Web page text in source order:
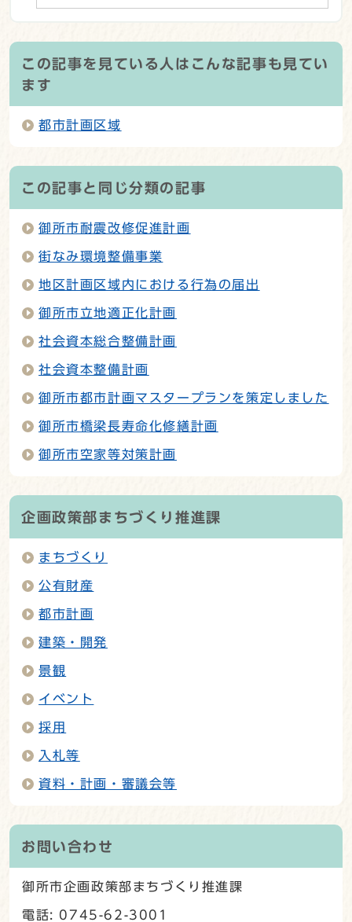
この記事を見ている人はこんな記事も見てい
ます
都市計画区域
この記事と同じ分類の記事
御所市耐震改修促進計画
街なみ環境整備事業
地区計画区域内における行為の届出
御所市立地適正化計画
社会資本総合整備計画
社会資本整備計画
御所市都市計画マスタープランを策定しました
御所市橋梁長寿命化修繕計画
御所市空家等対策計画
企画政策部まちづくり推進課
まちづくり
公有財産
都市計画
建築・開発
景観
イベント
採用
入札等
資料・計画・審議会等
お問い合わせ
御所市企画政策部まちづくり推進課
電話: 0745-62-3001